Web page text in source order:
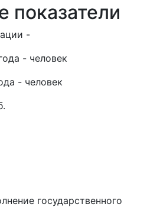
показатели
-
- человек
- человек
государственного